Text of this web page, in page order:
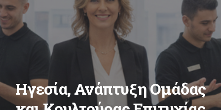
Ηγεσία, Ανάπτυξη Ομάδας